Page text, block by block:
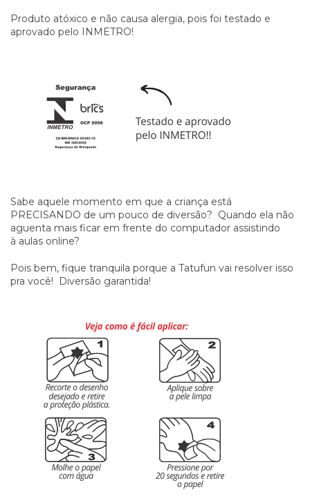
Produto atóxico e não causa alergia, pois foi testado e
aprovado pelo INMETRO!
Sabe aquele momento em que a criança está
PRECISANDO de um pouco de diversão? Quando ela não
aguenta mais ficar em frente do computador assistindo
à aulas online?
Pois bem, fique tranquila porque a Tatufun vai resolver isso
pra você! Diversão garantida!